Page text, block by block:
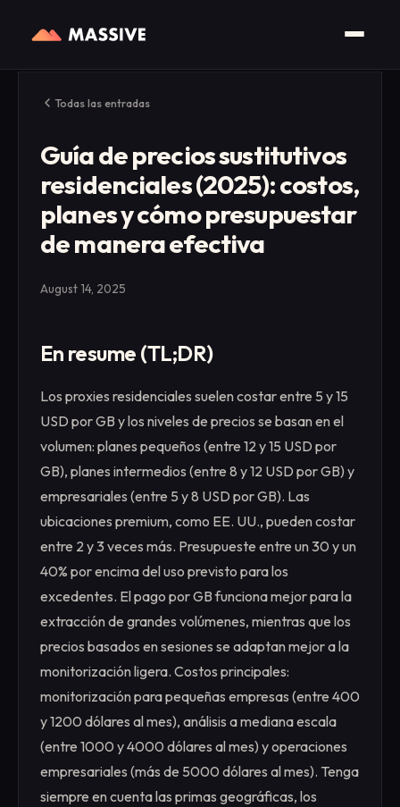
Todas las entradas
Guía de precios sustitutivos
residenciales (2025): costos,
planes y cómo presupuestar
de manera efectiva
August 14, 2025
En resume (TL;DR)
Los proxies residenciales suelen costar entre 5 y 15
USD por GB y los niveles de precios se basan en el
volumen: planes pequeños (entre 12 y 15 USD por
GB), planes intermedios (entre 8 y 12 USD por GB) y
empresariales (entre 5 y 8 USD por GB). Las
ubicaciones premium, como EE. UU., pueden costar
entre 2 y 3 veces más. Presupueste entre un 30 y un
40% por encima del uso previsto para los
excedentes. El pago por GB funciona mejor para la
extracción de grandes volúmenes, mientras que los
precios basados en sesiones se adaptan mejor a la
monitorización ligera. Costos principales:
monitorización para pequeñas empresas (entre 400
y 1200 dólares al mes), análisis a mediana escala
(entre 1000 y 4000 dólares al mes) y operaciones
empresariales (más de 5000 dólares al mes). Tenga
siempre en cuenta las primas geográficas, los